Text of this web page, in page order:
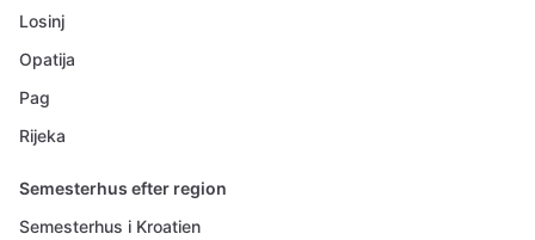
Losinj
Opatija
Pag
Rijeka
Semesterhus efter region
Semesterhus i Kroatien